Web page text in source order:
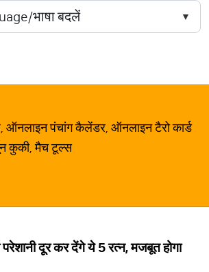
ऑनलाइन पंचांग कैलेंडर, ऑनलाइन टैरो कार्ड
कुकी, मैच टूल्स
दूर कर देंगे ये 5 रत्न, मजबूत होगा